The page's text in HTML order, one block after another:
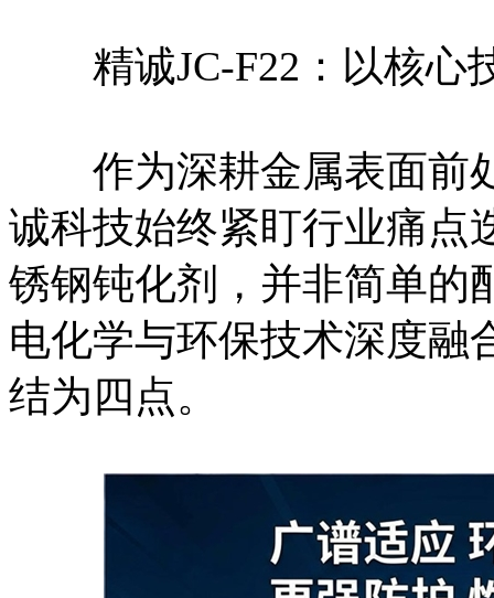
精诚JC-F22：以核心
作为深耕金属表面前
诚科技始终紧盯行业痛点
锈钢钝化剂，并非简单的
电化学与环保技术深度融
结为四点。